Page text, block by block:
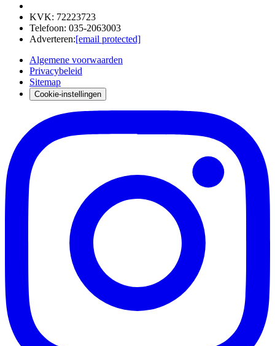
KVK: 72223723
Telefoon: 035-2063003
Adverteren:[email protected]
Algemene voorwaarden
Privacybeleid
Sitemap
Cookie-instellingen